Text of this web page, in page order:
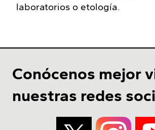
laboratorios o etología.
Conócenos mejor
nuestras redes